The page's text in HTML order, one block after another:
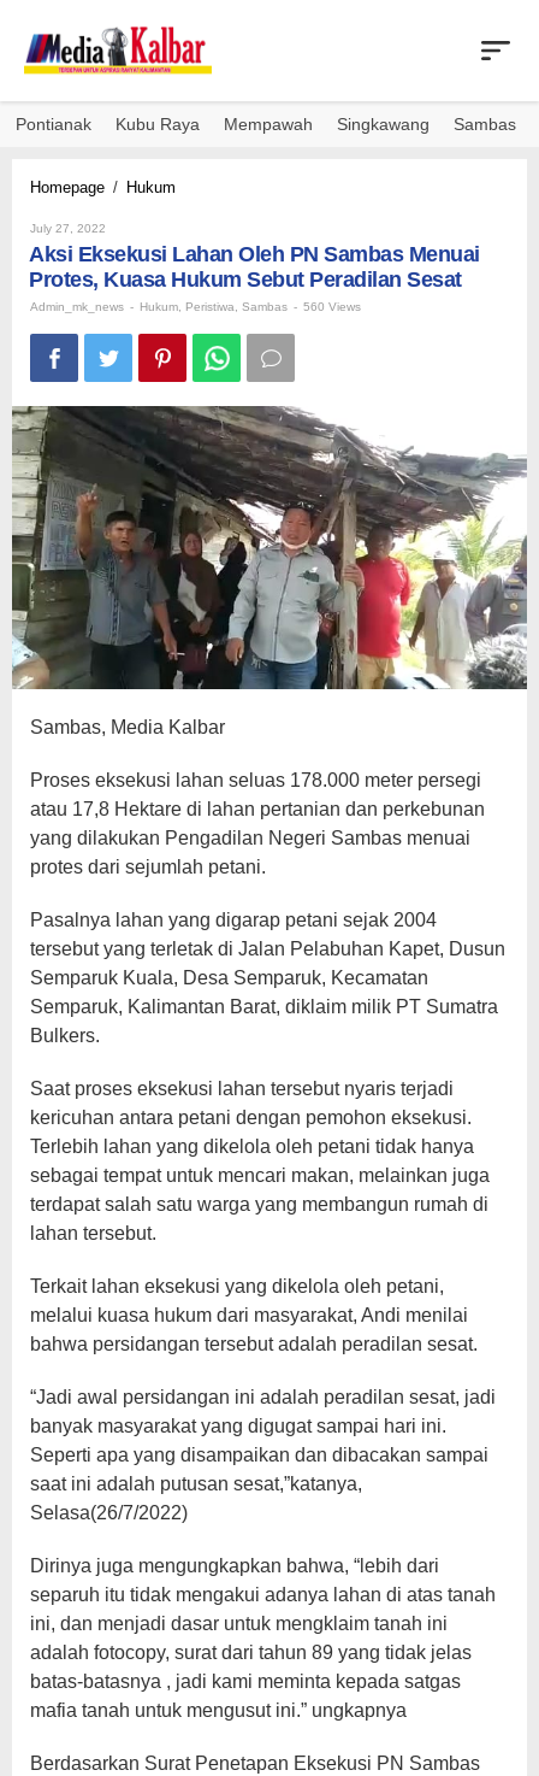
content
Pontianak Kubu Raya Mempawah Singkawang Sambas
Homepage / Hukum
Oleh
PN
Menuai
Protes,
Kuasa
Hukum
Sebut
Peradilan
Sesat
July 27, 2022
Aksi Eksekusi Lahan Oleh PN Sambas Menuai
Protes, Kuasa Hukum Sebut Peradilan Sesat
Admin_mk_news - Hukum Peristiwa Sambas - 560 Views
Sambas, Media Kalbar
Proses eksekusi lahan seluas 178.000 meter persegi
atau 17,8 Hektare di lahan pertanian dan perkebunan
yang dilakukan Pengadilan Negeri Sambas menuai
protes dari sejumlah petani.
Pasalnya lahan yang digarap petani sejak 2004
tersebut yang terletak di Jalan Pelabuhan Kapet, Dusun
Semparuk Kuala, Desa Semparuk, Kecamatan
Semparuk, Kalimantan Barat, diklaim milik PT Sumatra
Bulkers.
Saat proses eksekusi lahan tersebut nyaris terjadi
kericuhan antara petani dengan pemohon eksekusi.
Terlebih lahan yang dikelola oleh petani tidak hanya
sebagai tempat untuk mencari makan, melainkan juga
terdapat salah satu warga yang membangun rumah di
lahan tersebut.
Terkait lahan eksekusi yang dikelola oleh petani,
melalui kuasa hukum dari masyarakat, Andi menilai
bahwa persidangan tersebut adalah peradilan sesat.
“Jadi awal persidangan ini adalah peradilan sesat, jadi
banyak masyarakat yang digugat sampai hari ini.
Seperti apa yang disampaikan dan dibacakan sampai
saat ini adalah putusan sesat,”katanya,
Selasa(26/7/2022)
Dirinya juga mengungkapkan bahwa, “lebih dari
separuh itu tidak mengakui adanya lahan di atas tanah
ini, dan menjadi dasar untuk mengklaim tanah ini
adalah fotocopy, surat dari tahun 89 yang tidak jelas
batas-batasnya , jadi kami meminta kepada satgas
mafia tanah untuk mengusut ini.” ungkapnya
Berdasarkan Surat Penetapan Eksekusi PN Sambas